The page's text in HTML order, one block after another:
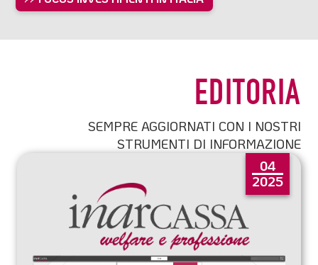
EDITORIA
SEMPRE AGGIORNATI CON I NOSTRI
STRUMENTI DI INFORMAZIONE
04
2025